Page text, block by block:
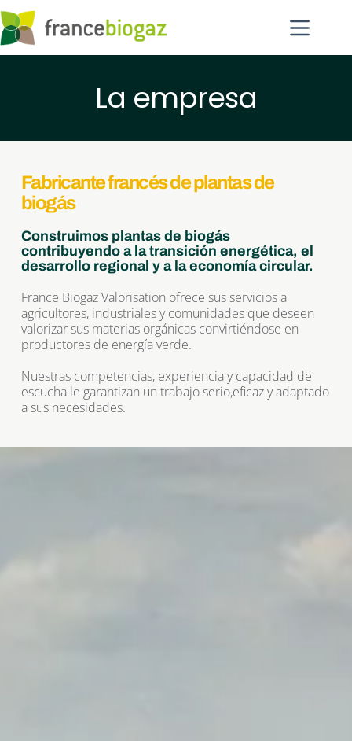
al
contenido
La empresa
Fabricante francés de plantas de
biogás
Construimos plantas de biogás
contribuyendo a la transición energética, el
desarrollo regional y a la economía circular.
France Biogaz Valorisation ofrece sus servicios a
agricultores, industriales y comunidades que deseen
valorizar sus materias orgánicas convirtiéndose en
productores de energía verde.
Nuestras competencias, experiencia y capacidad de
escucha le garantizan un trabajo serio,eficaz y adaptado
a sus necesidades.